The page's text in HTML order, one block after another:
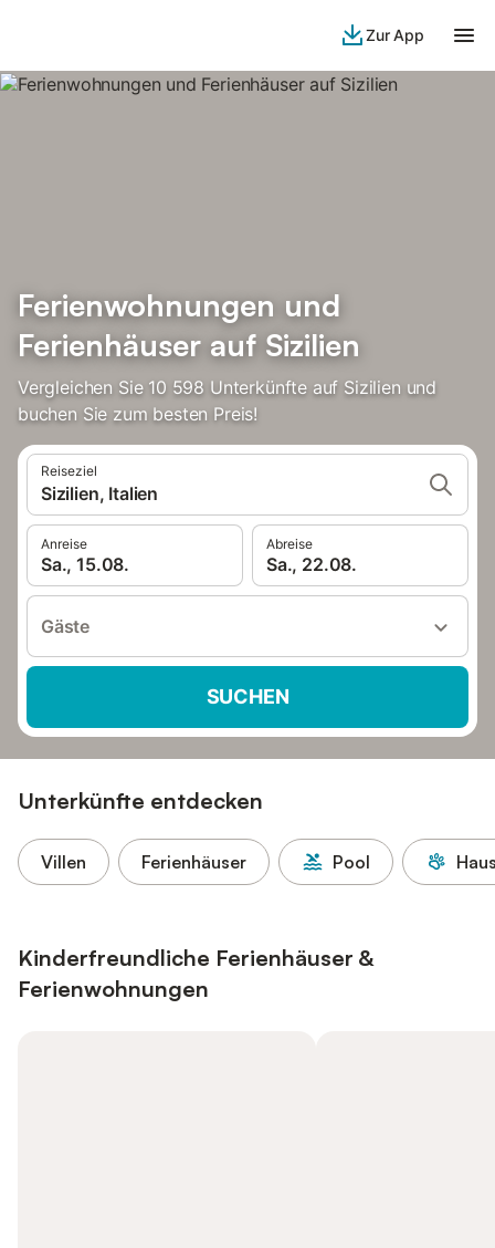
Zur App
Ferienwohnungen und
Ferienhäuser auf Sizilien
Vergleichen Sie 10 598 Unterkünfte auf Sizilien und
buchen Sie zum besten Preis!
Reiseziel
Sizilien, Italien
Anreise
Sa., 15.08.
Abreise
Sa., 22.08.
Gäste
SUCHEN
Unterkünfte entdecken
Villen Ferienhäuser Pool
Kinderfreundliche Ferienhäuser &
Ferienwohnungen